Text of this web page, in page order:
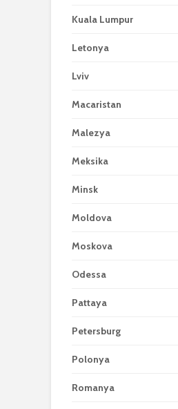
Kuala Lumpur
Letonya
Lviv
Macaristan
Malezya
Meksika
Minsk
Moldova
Moskova
Odessa
Pattaya
Petersburg
Polonya
Romanya